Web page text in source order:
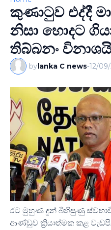
කුණාටුව එද්දී
නිසා හොදට
තිබ්බනං
bylanka C news-12/
රට මුහුණ දුන් බිහිසුණු
ආණ්ඩුව ක්‍රියාත්මක කළ